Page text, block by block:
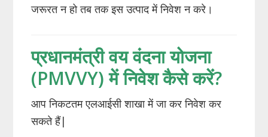
जरूरत न हो तब तक इस उत्पाद में निवेश न करे।
प्रधानमंत्री वय वंदना योजना
(PMVVY) में निवेश कैसे करें?
आप निकटतम एलआईसी शाखा में जा कर निवेश कर
सकते हैं|